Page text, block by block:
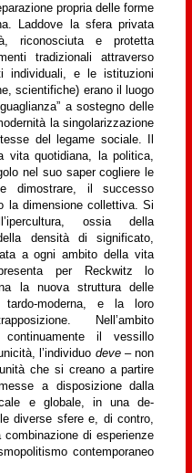
propria delle forme
Laddove la sfera privata
riconosciuta e protetta
tradizionali attraverso
individuali, e le istituzioni
scientifiche) erano il luogo
a sostegno delle
la singolarizzazione
del legame sociale. Il
vita quotidiana, la politica,
nel suo saper cogliere le
dimostrare, il successo
la dimensione collettiva. Si
ossia della
densità di significato,
a ogni ambito della vita
per Reckwitz lo
la nuova struttura delle
moderna, e la loro
Nell’ambito
continuamente il vessillo
l’individuo deve– non
che si creano a partire
a disposizione dalla
e globale, in una de-
diverse sfere e, di contro,
di esperienze
contemporaneo